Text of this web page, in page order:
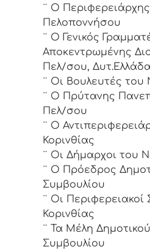
¨ Ο Περιφερειάρχης
Πελοποννήσου
¨ Ο Γενικός
Αποκεντρωμένης
Πελ/σου,
¨ Οι Βουλευτές του
¨ Ο Πρύτανης
Πελ/σου
¨ Ο
Κορινθίας
¨ Οι Δήμαρχοι του
¨ Ο Πρόεδρος
Συμβουλίου
¨ Οι Περιφερειακοί
Κορινθίας
¨ Τα Μέλη Δημοτικού
Συμβουλίου